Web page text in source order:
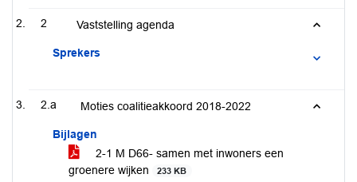
2 Vaststelling agenda
Sprekers
2.a Moties coalitieakkoord 2018-2022
Bijlagen
2-1 M D66- samen met inwoners een
groenere wijken
233 KB